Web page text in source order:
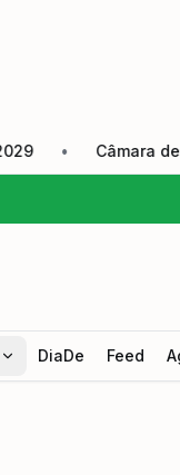
• Câmara de
DiaDe Feed